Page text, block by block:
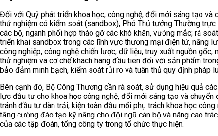
Đối với Quỹ phát triển khoa học, công nghệ, đổi mới sáng tạo và
thử nghiệm có kiểm soát (sandbox), Phó Thủ tướng Thường trực
các bộ, ngành phối hợp tháo gỡ các khó khăn, vướng mắc; rà
triển khai sandbox trong các lĩnh vực thương mại điện tử, năng
công nghiệp, công nghệ chiến lược, dữ liệu, truy xuất nguồn gốc,
thử nghiệm và cơ chế khách hàng đầu tiên đối với sản phẩm
bảo đảm minh bạch, kiểm soát rủi ro và tuân thủ quy định pháp
Bên cạnh đó, Bộ Công Thương cần rà soát, sử dụng hiệu quả
lực đầu tư cho khoa học công nghệ, đổi mới sáng tạo và chuyển
tránh đầu tư dàn trải; kiện toàn đầu mối phụ trách khoa học công
tăng cường đào tạo kỹ năng cho đội ngũ cán bộ và nâng cao
của các tập đoàn, tổng công ty trong tổ chức thực hiện.